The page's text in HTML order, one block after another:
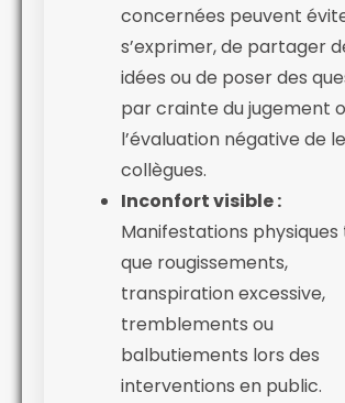
concernées peuvent
s’exprimer, de partager
idées ou de poser des
par crainte du jugement
l’évaluation négative de
collègues.
Inconfort visible :
Manifestations physiques
que rougissements,
transpiration excessive,
tremblements ou
balbutiements lors des
interventions en public.